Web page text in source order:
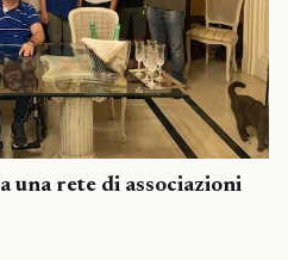
una rete di associazioni